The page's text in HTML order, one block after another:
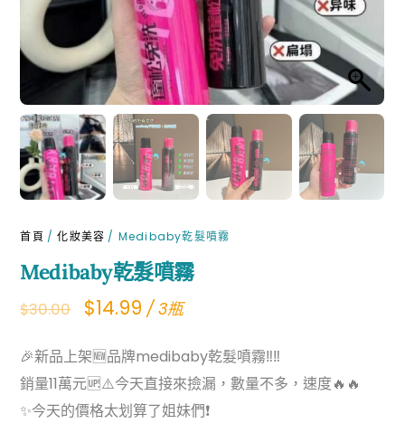
首頁 /化妝美容 / Medibaby乾髮噴霧
Medibaby乾髮噴霧
$30.00
Original
was:
$30.00.
$14.99Current
is:
$14.99.
/ 3瓶
🎉新品上架🆕品牌medibaby乾髮噴霧‼️‼️
銷量11萬元🆙⚠️今天直接來撿漏，數量不多，速度🔥🔥
✨今天的價格太划算了姐妹們❗️